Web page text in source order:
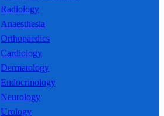
Radiology
Anaesthesia
Orthopaedics
Cardiology
Dermatology
Endocrinology
Neurology
Urology